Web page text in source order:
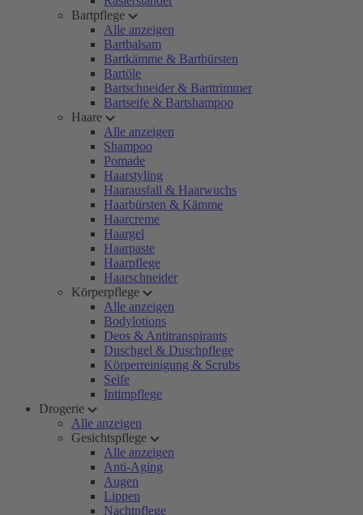
Bartpflege
Alle anzeigen
Bartbalsam
Bartkämme & Bartbürsten
Bartöle
Bartschneider & Barttrimmer
Bartseife & Bartshampoo
Haare
Alle anzeigen
Shampoo
Pomade
Haarstyling
Haarausfall & Haarwuchs
Haarbürsten & Kämme
Haarcreme
Haargel
Haarpaste
Haarpflege
Haarschneider
Körperpflege
Alle anzeigen
Bodylotions
Deos & Antitranspirants
Duschgel & Duschpflege
Körperreinigung & Scrubs
Seife
Intimpflege
Drogerie
Alle anzeigen
Gesichtspflege
Alle anzeigen
Anti-Aging
Augen
Lippen
Nachtpflege